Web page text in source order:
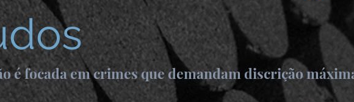
é focada em crimes que demandam discrição